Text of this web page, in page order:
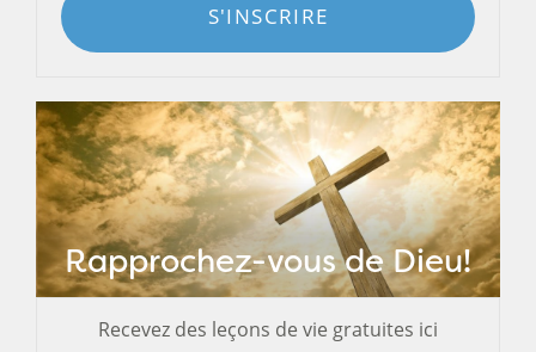
S'INSCRIRE
Rapprochez-vous de Dieu!
Recevez des leçons de vie gratuites ici